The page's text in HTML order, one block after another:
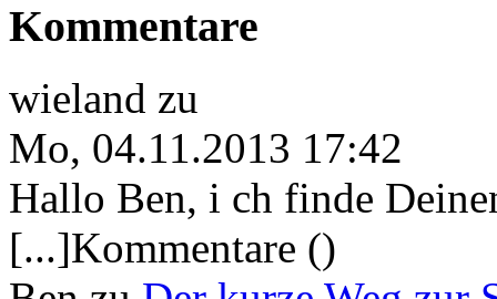
Kommentare
wieland zu
Mo, 04.11.2013 17:42
Hallo Ben, i ch finde
[...]Kommentare ()